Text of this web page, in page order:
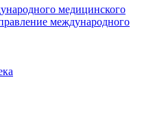
медицинского
международного